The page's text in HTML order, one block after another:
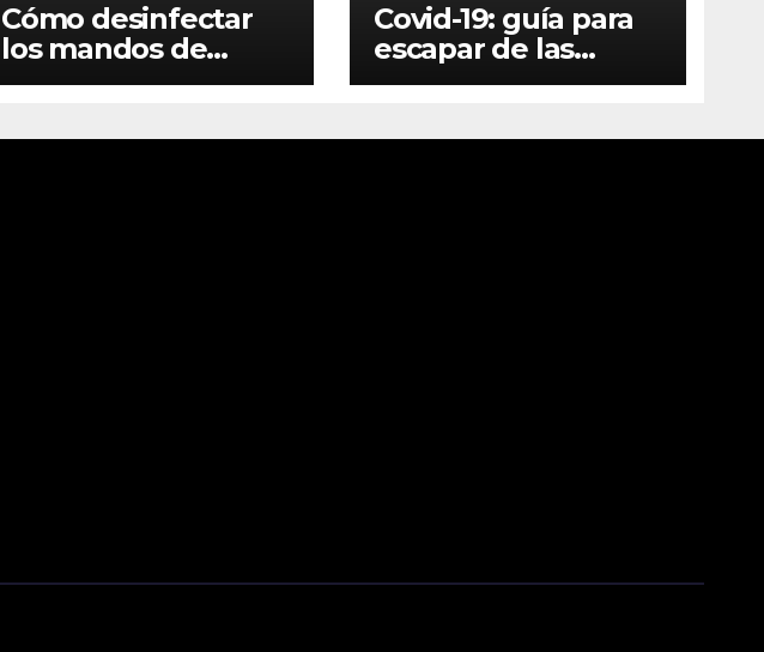
Cómo desinfectar
los mandos de
consola por el
Covid-19: guía para
escapar de las
estafas online